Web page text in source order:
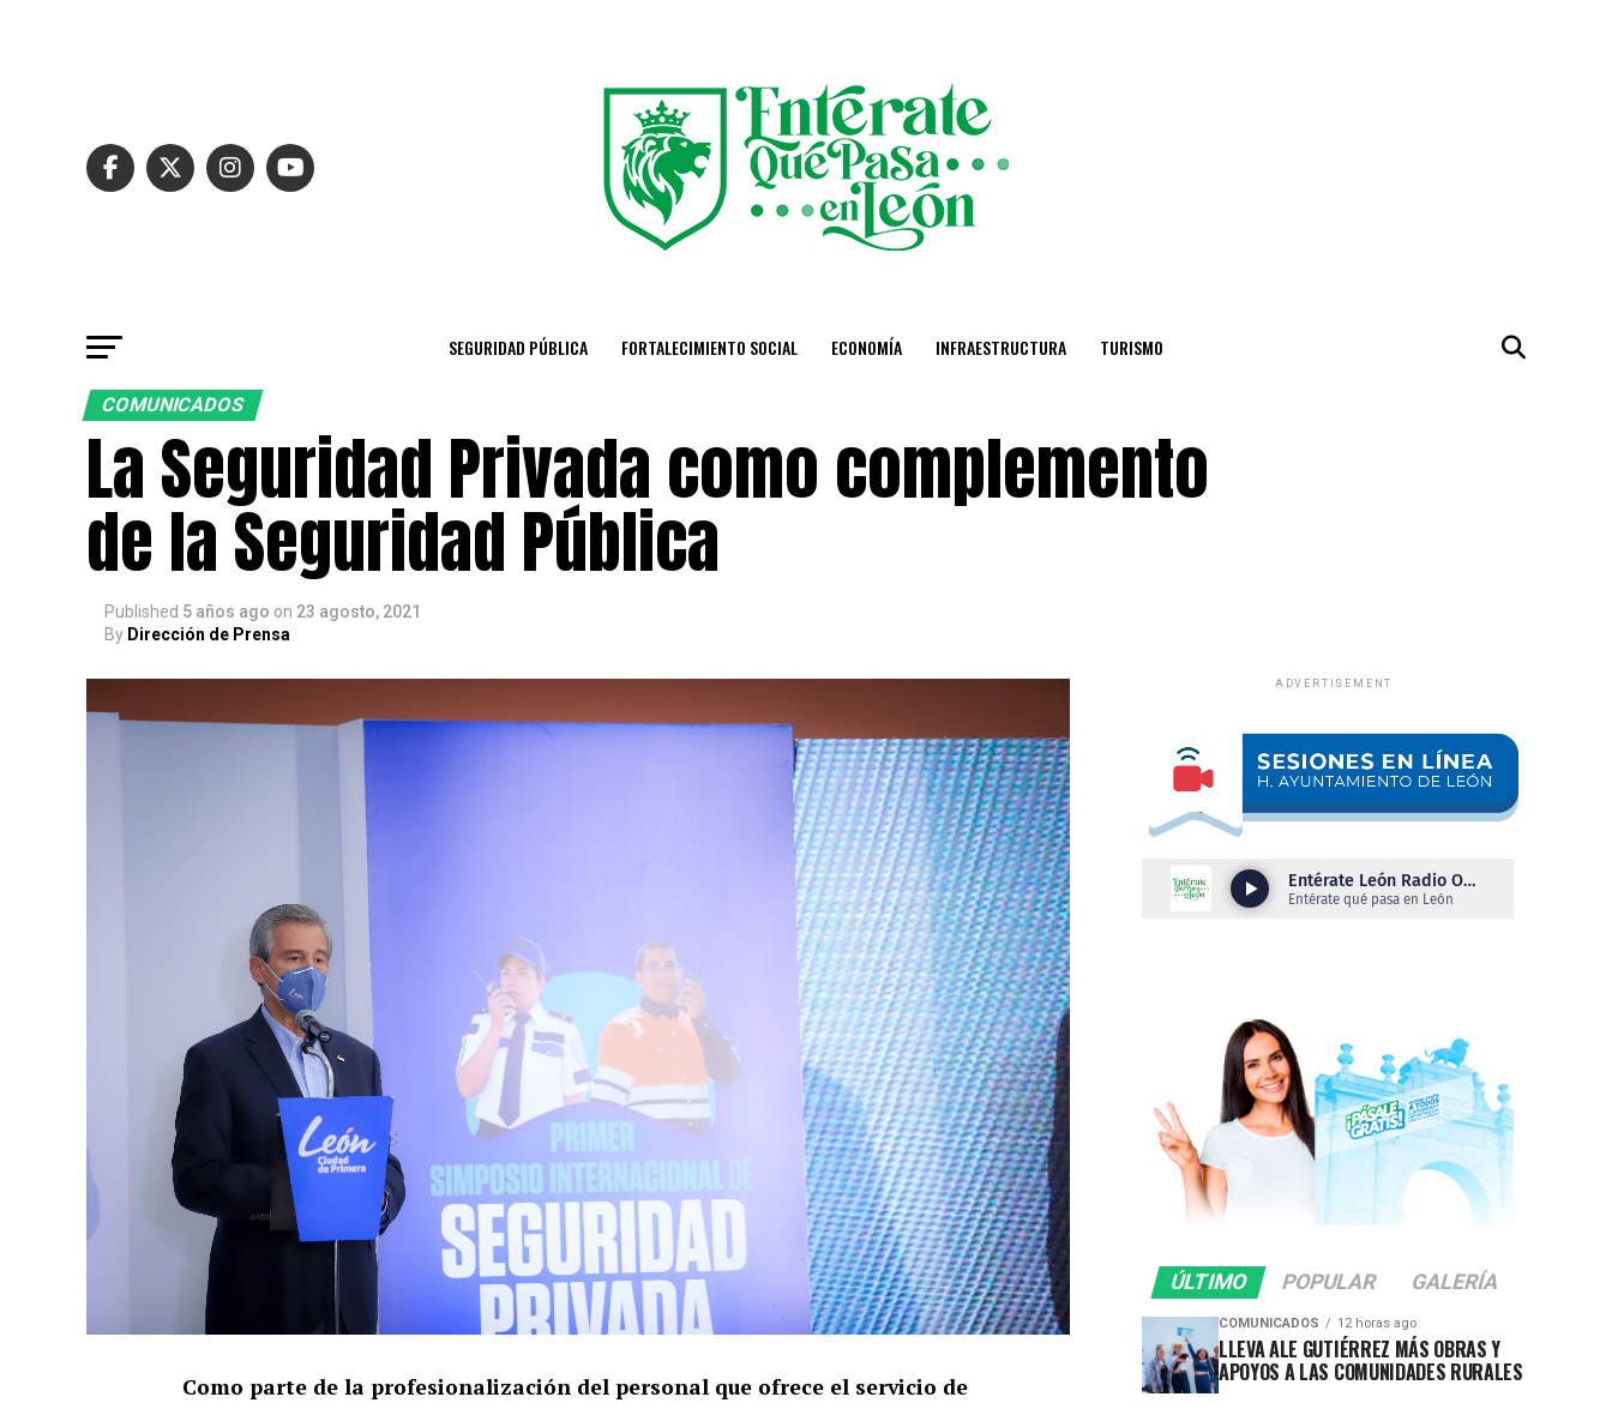
SEGURIDAD PÚBLICA FORTALECIMIENTO SOCIAL ECONOMÍA INFRAESTRUCTURA TURISMO
COMUNICADOS
La Seguridad Privada como complemento
de la Seguridad Pública
Published 5 años ago on 23 agosto, 2021
By Dirección de Prensa
Como parte de la profesionalización del personal que ofrece el servicio de
ADVERTISEMENT
ÚLTIMO POPULAR GALERÍA
COMUNICADOS 12 horas ago
LLEVA ALE GUTIÉRREZ MÁS OBRAS Y
APOYOS A LAS COMUNIDADES RURALES